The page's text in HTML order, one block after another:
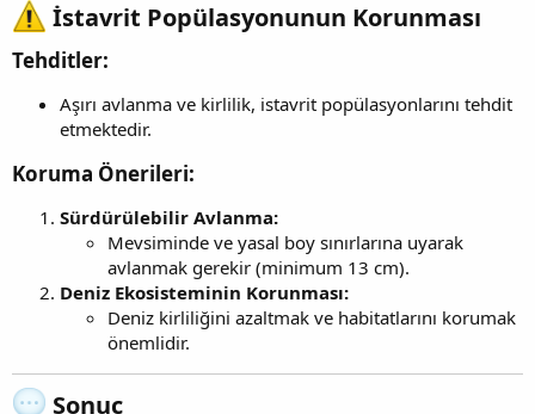
İstavrit Popülasyonunun Korunması
Tehditler:
Aşırı avlanma ve kirlilik, istavrit popülasyonlarını tehdit
etmektedir.
Koruma Önerileri:
Sürdürülebilir Avlanma:
Mevsiminde ve yasal boy sınırlarına uyarak
avlanmak gerekir (minimum 13 cm).
Deniz Ekosisteminin Korunması:
Deniz kirliliğini azaltmak ve habitatlarını korumak
önemlidir.
Sonuç